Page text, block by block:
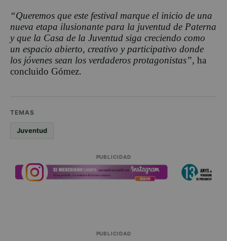
“Queremos que este festival marque el inicio de una
nueva etapa ilusionante para la juventud de Paterna
y que la Casa de la Juventud siga creciendo como
un espacio abierto, creativo y participativo donde
los jóvenes sean los verdaderos protagonistas”, ha
concluido Gómez.
TEMAS
Juventud
PUBLICIDAD
PUBLICIDAD